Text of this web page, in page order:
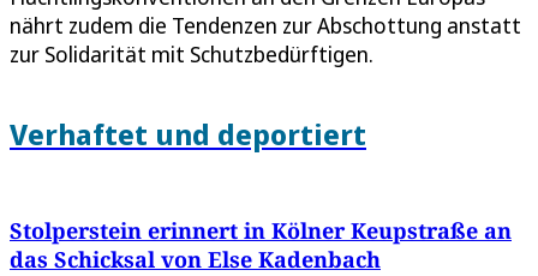
nährt zudem die Tendenzen zur Abschottung anstatt
zur Solidarität mit Schutzbedürftigen.
Verhaftet und deportiert
Stolperstein erinnert in Kölner Keupstraße an
das Schicksal von Else Kadenbach